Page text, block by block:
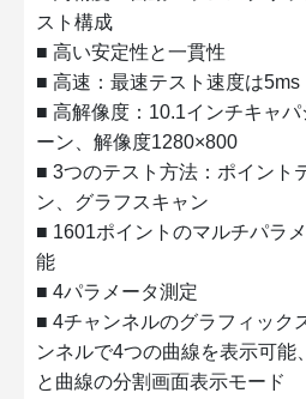
スト構成
■ 高い安定性と一貫性
■ 高速：最速テスト速度は5ms
■ 高解像度：10.1インチキャ
ーン、解像度1280×800
■ 3つのテスト方法：ポイント
ン、グラフスキャン
■ 1601ポイントのマルチパラ
能
■ 4パラメータ測定
■ 4チャンネルのグラフィック
ンネルで4つの曲線を表示可能
と曲線の分割画面表示モード